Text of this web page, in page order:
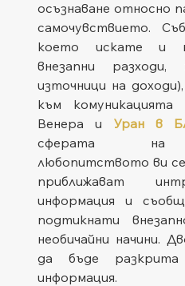
осъзнаване относно
самочувствието.
което искате и
внезапни
източници на
към
Венера и Уран в
сферата на
любопитството ви се
приближават
информация и
подтикнати
необичайни начини.
да бъде разкрита
информация.